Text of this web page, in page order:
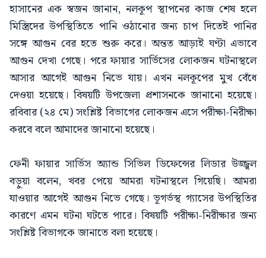
হাসানের এক স্বজন জানান, নলকূপ স্থাপনের কাজ শেষ হলে
মিস্ত্রিদের উপস্থিতিতে পানি ওঠানোর জন্য চাপ দিতেই পানির
সঙ্গে আগুন বের হতে শুরু করে। অন্তত আড়াই ঘণ্টা এভাবে
আগুন দেখা গেছে। পরে ফায়ার সার্ভিসের লোকজন ঘটনাস্থলে
আসার আগেই আগুন নিভে যায়। এখন নলকূপের মুখ বেঁধে
দেওয়া হয়েছে। বিষয়টি উপজেলা প্রশাসনকে জানানো হয়েছে।
রবিবার (২৪ মে) সংশ্লিষ্ট বিভাগের লোকজন এসে পরীক্ষা-নিরীক্ষা
করবে বলে আমাদের জানানো হয়েছে।
ফেনী ফায়ার সার্ভিস অ্যান্ড সিভিল ডিফেন্সের লিডার উজ্জ্বল
বড়ুয়া বলেন, খবর পেয়ে আমরা ঘটনাস্থলে গিয়েছি। আমরা
যাওয়ার আগেই আগুন নিভে গেছে। ভূগর্ভস্থ গ্যাসের উপস্থিতির
কারণে এমন ঘটনা ঘটতে পারে। বিষয়টি পরীক্ষা-নিরীক্ষার জন্য
সংশ্লিষ্ট বিভাগকে জানাতে বলা হয়েছে।